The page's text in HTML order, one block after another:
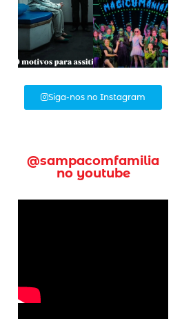
Siga-nos no Instagram
@sampacomfamilia
no youtube